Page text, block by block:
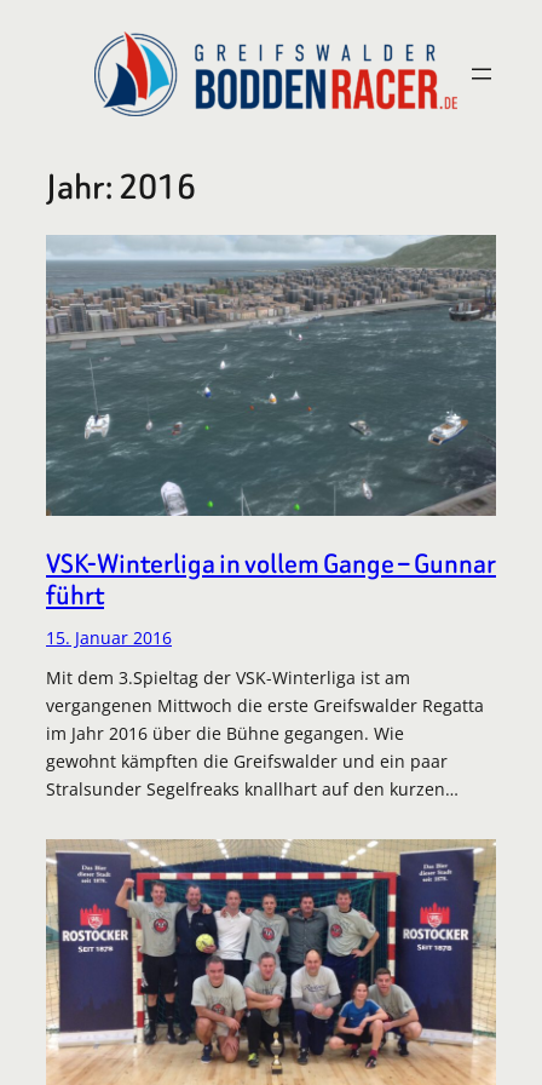
Jahr:2016
VSK-Winterliga in vollem Gange – Gunnar
führt
15. Januar 2016
Mit dem 3.Spieltag der VSK-Winterliga ist am
vergangenen Mittwoch die erste Greifswalder Regatta
im Jahr 2016 über die Bühne gegangen. Wie
gewohnt kämpften die Greifswalder und ein paar
Stralsunder Segelfreaks knallhart auf den kurzen…